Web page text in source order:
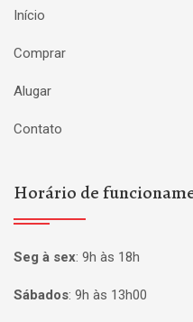
Início
Comprar
Alugar
Contato
Horário de
Seg à sex: 9h às 18h
Sábados: 9h às 13h00